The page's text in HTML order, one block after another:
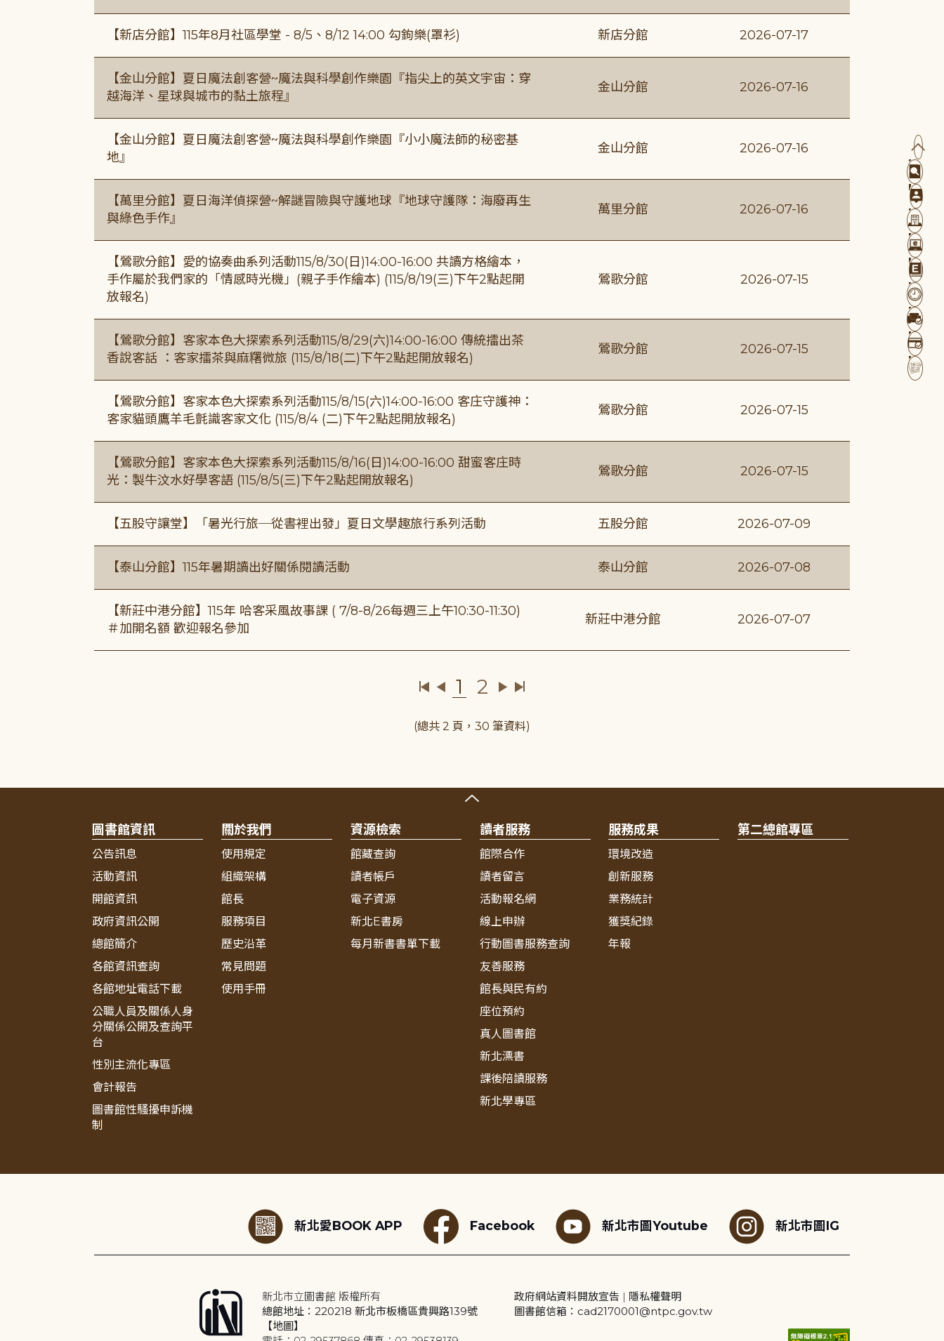
【新店分館】115年8月社區學堂 - 8/5、8/12 14:00 勾鉤樂(罩衫) 新店分館 2026-07-17
【金山分館】夏日魔法創客營~魔法與科學創作樂園『指尖上的英文宇宙：穿
越海洋、星球與城市的黏土旅程』
金山分館 2026-07-16
【金山分館】夏日魔法創客營~魔法與科學創作樂園『小小魔法師的秘密基
地』
金山分館 2026-07-16
【萬里分館】夏日海洋偵探營~解謎冒險與守護地球『地球守護隊：海廢再生
與綠色手作』
萬里分館 2026-07-16
【鶯歌分館】愛的協奏曲系列活動115/8/30(日)14:00-16:00 共讀方格繪本，
手作屬於我們家的「情感時光機」(親子手作繪本) (115/8/19(三)下午2點起開
放報名)
鶯歌分館 2026-07-15
【鶯歌分館】客家本色大探索系列活動115/8/29(六)14:00-16:00 傳統擂出茶
香說客話 ：客家擂茶與麻糬微旅 (115/8/18(二)下午2點起開放報名)
鶯歌分館 2026-07-15
【鶯歌分館】客家本色大探索系列活動115/8/15(六)14:00-16:00 客庄守護神：
客家貓頭鷹羊毛氈識客家文化 (115/8/4 (二)下午2點起開放報名)
鶯歌分館 2026-07-15
【鶯歌分館】客家本色大探索系列活動115/8/16(日)14:00-16:00 甜蜜客庄時
光：製牛汶水好學客語 (115/8/5(三)下午2點起開放報名)
鶯歌分館 2026-07-15
【五股守讓堂】「暑光行旅─從書裡出發」夏日文學趣旅行系列活動 五股分館 2026-07-09
【泰山分館】115年暑期讀出好關係閱讀活動 泰山分館 2026-07-08
【新莊中港分館】115年 哈客采風故事課 ( 7/8-8/26每週三上午10:30-11:30)
＃加開名額 歡迎報名參加
新莊中港分館 2026-07-07
1 2
(總共 2 頁，30 筆資料)
圖書館資訊
公告訊息
活動資訊
開館資訊
政府資訊公開
總館簡介
各館資訊查詢
各館地址電話下載
公職人員及關係人身
分關係公開及查詢平
台
性別主流化專區
會計報告
圖書館性騷擾申訴機
制
關於我們
使用規定
組織架構
館長
服務項目
歷史沿革
常見問題
使用手冊
資源檢索
館藏查詢
讀者帳戶
電子資源
新北E書房
每月新書書單下載
讀者服務
館際合作
讀者留言
活動報名網
線上申辦
行動圖書服務查詢
友善服務
館長與民有約
座位預約
真人圖書館
新北漂書
課後陪讀服務
新北學專區
服務成果
環境改造
創新服務
業務統計
獲獎紀錄
年報
第二總館專區
新北愛BOOK APP Facebook 新北市圖Youtube 新北市圖IG
新北市立圖書館 版權所有
總館地址：220218 新北市板橋區貴興路139號
【地圖】
政府網站資料開放宣告 | 隱私權聲明
圖書館信箱：cad2170001@ntpc.gov.tw